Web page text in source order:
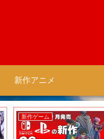
新作アニメ
新作ゲーム